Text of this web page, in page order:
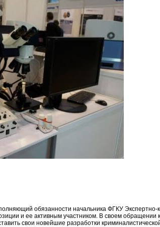
обязанности начальника ФГКУ
и ее активным участником. В своем обращении
свои новейшие разработки